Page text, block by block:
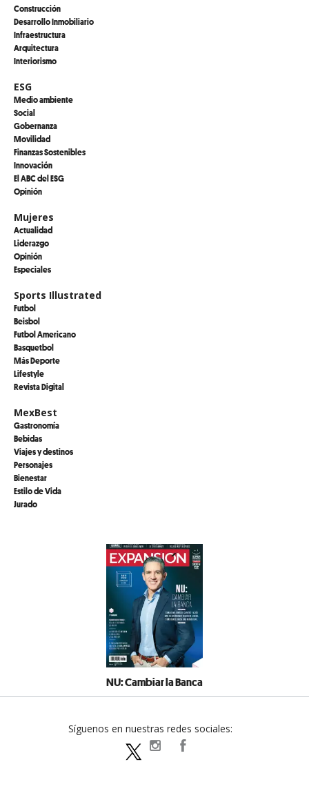
Construcción
Desarrollo Inmobiliario
Infraestructura
Arquitectura
Interiorismo
ESG
Medio ambiente
Social
Gobernanza
Movilidad
Finanzas Sostenibles
Innovación
El ABC del ESG
Opinión
Mujeres
Actualidad
Liderazgo
Opinión
Especiales
Sports Illustrated
Futbol
Beisbol
Futbol Americano
Basquetbol
Más Deporte
Lifestyle
Revista Digital
MexBest
Gastronomía
Bebidas
Viajes y destinos
Personajes
Bienestar
Estilo de Vida
Jurado
NU: Cambiar la Banca
Síguenos en nuestras redes sociales:
expansionpolitica